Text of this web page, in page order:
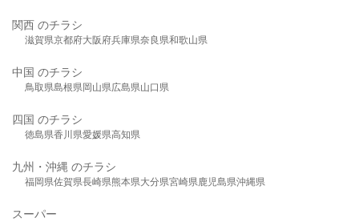
関西 のチラシ
滋賀県京都府大阪府兵庫県奈良県和歌山県
中国 のチラシ
鳥取県島根県岡山県広島県山口県
四国 のチラシ
徳島県香川県愛媛県高知県
九州・沖縄 のチラシ
福岡県佐賀県長崎県熊本県大分県宮崎県鹿児島県沖縄県
スーパー